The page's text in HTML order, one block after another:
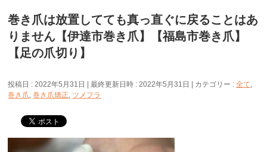
巻き爪は放置してても真っ直ぐに戻ることはあ
りません【伊達市巻き爪】【福島市巻き爪】
【足の爪切り】
投稿日 : 2022年5月31日 最終更新日時 : 2022年5月31日 カテゴリー :全て,
巻き爪,巻き爪矯正, ツメフラ